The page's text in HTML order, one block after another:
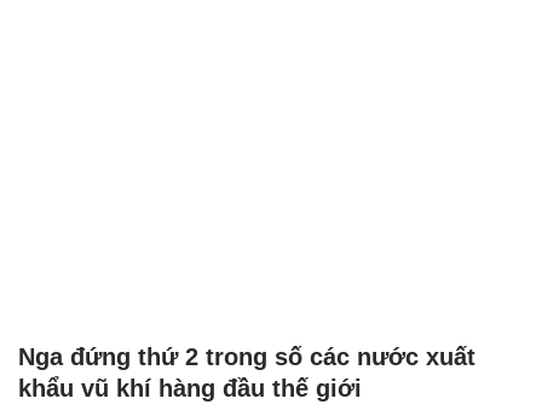
Nga đứng thứ 2 trong số các nước xuất
khẩu vũ khí hàng đầu thế giới